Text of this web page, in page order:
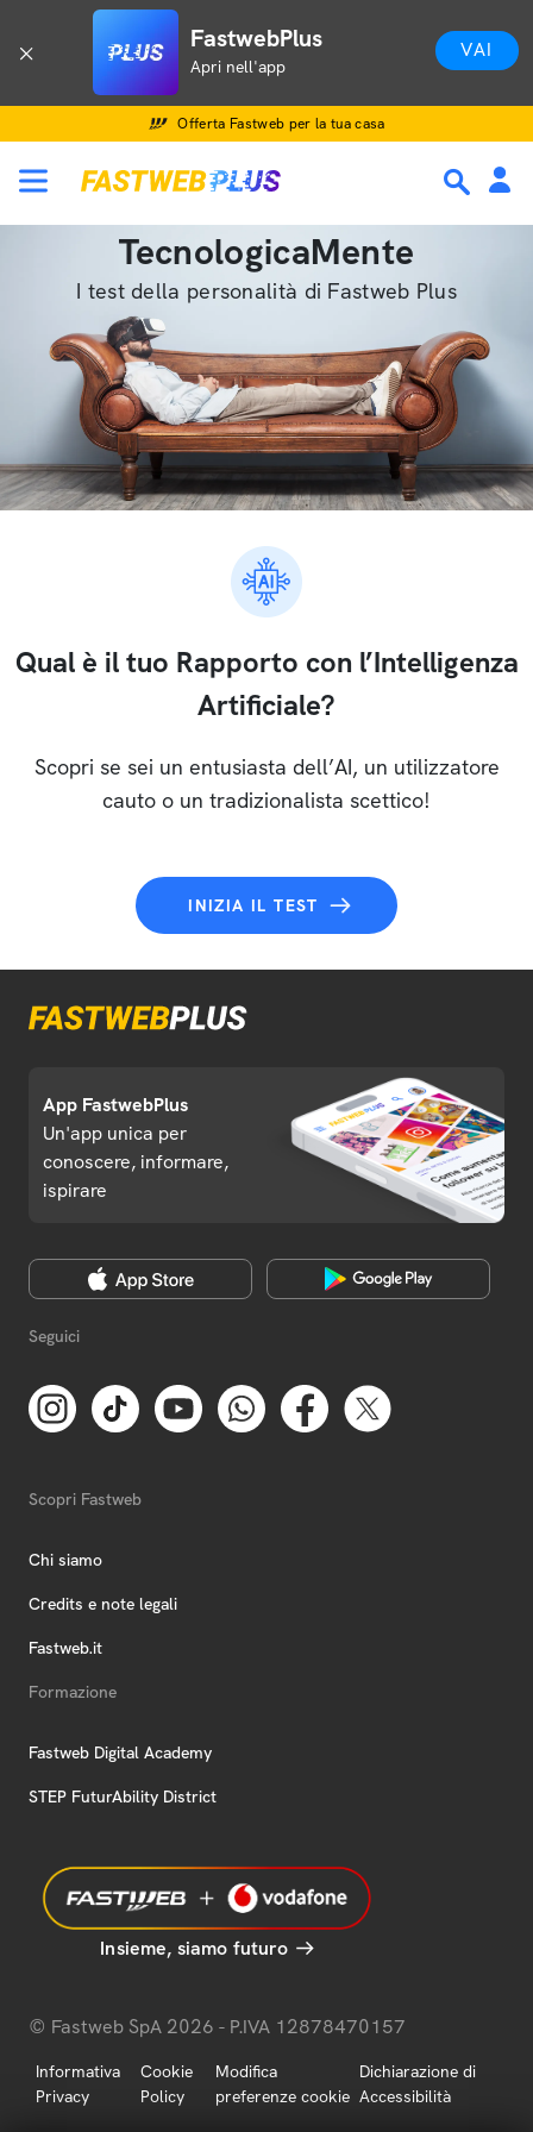
FastwebPlus
Apri nell'app
VAI
Offerta Fastweb per la tua casa
TecnologicaMente
I test della personalità di Fastweb Plus
Qual è il tuo Rapporto con l’Intelligenza
Artificiale?
Scopri se sei un entusiasta dell’AI, un utilizzatore
cauto o un tradizionalista scettico!
INIZIA IL TEST
App FastwebPlus
Un'app unica per
conoscere, informare,
ispirare
Seguici
Scopri Fastweb
Chi siamo
Credits e note legali
Fastweb.it
Formazione
Fastweb Digital Academy
STEP FuturAbility District
Insieme, siamo futuro
© Fastweb SpA 2026 - P.IVA 12878470157
Informativa
Privacy
Cookie
Policy
Modifica
preferenze cookie
Dichiarazione di
Accessibilità